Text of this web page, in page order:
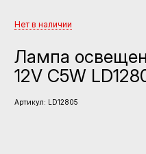
Нет в наличии
Лампа
12V C5W
Артикул: LD12805